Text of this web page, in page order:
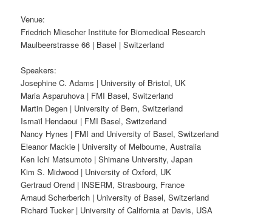
Venue:
Friedrich Miescher Institute for Biomedical Research
Maulbeerstrasse 66 | Basel | Switzerland
Speakers:
Josephine C. Adams | University of Bristol, UK
Maria Asparuhova | FMI Basel, Switzerland
Martin Degen | University of Bern, Switzerland
Ismaïl Hendaoui | FMI Basel, Switzerland
Nancy Hynes | FMI and University of Basel, Switzerland
Eleanor Mackie | University of Melbourne, Australia
Ken Ichi Matsumoto | Shimane University, Japan
Kim S. Midwood | University of Oxford, UK
Gertraud Orend | INSERM, Strasbourg, France
Arnaud Scherberich | University of Basel, Switzerland
Richard Tucker | University of California at Davis, USA